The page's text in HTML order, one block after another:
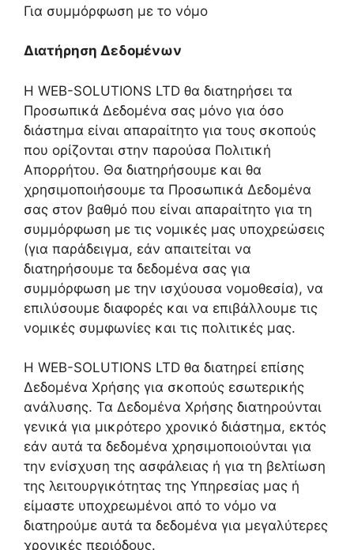
Για συμμόρφωση με το νόμο
Διατήρηση Δεδομένων
Η WEB-SOLUTIONS LTD θα διατηρήσει τα
Προσωπικά Δεδομένα σας μόνο για όσο
διάστημα είναι απαραίτητο για τους σκοπούς
που ορίζονται στην παρούσα Πολιτική
Απορρήτου. Θα διατηρήσουμε και θα
χρησιμοποιήσουμε τα Προσωπικά Δεδομένα
σας στον βαθμό που είναι απαραίτητο για τη
συμμόρφωση με τις νομικές μας υποχρεώσεις
(για παράδειγμα, εάν απαιτείται να
διατηρήσουμε τα δεδομένα σας για
συμμόρφωση με την ισχύουσα νομοθεσία), να
επιλύσουμε διαφορές και να επιβάλλουμε τις
νομικές συμφωνίες και τις πολιτικές μας.
Η WEB-SOLUTIONS LTD θα διατηρεί επίσης
Δεδομένα Χρήσης για σκοπούς εσωτερικής
ανάλυσης. Τα Δεδομένα Χρήσης διατηρούνται
γενικά για μικρότερο χρονικό διάστημα, εκτός
εάν αυτά τα δεδομένα χρησιμοποιούνται για
την ενίσχυση της ασφάλειας ή για τη βελτίωση
της λειτουργικότητας της Υπηρεσίας μας ή
είμαστε υποχρεωμένοι από το νόμο να
διατηρούμε αυτά τα δεδομένα για μεγαλύτερες
χρονικές περιόδους.